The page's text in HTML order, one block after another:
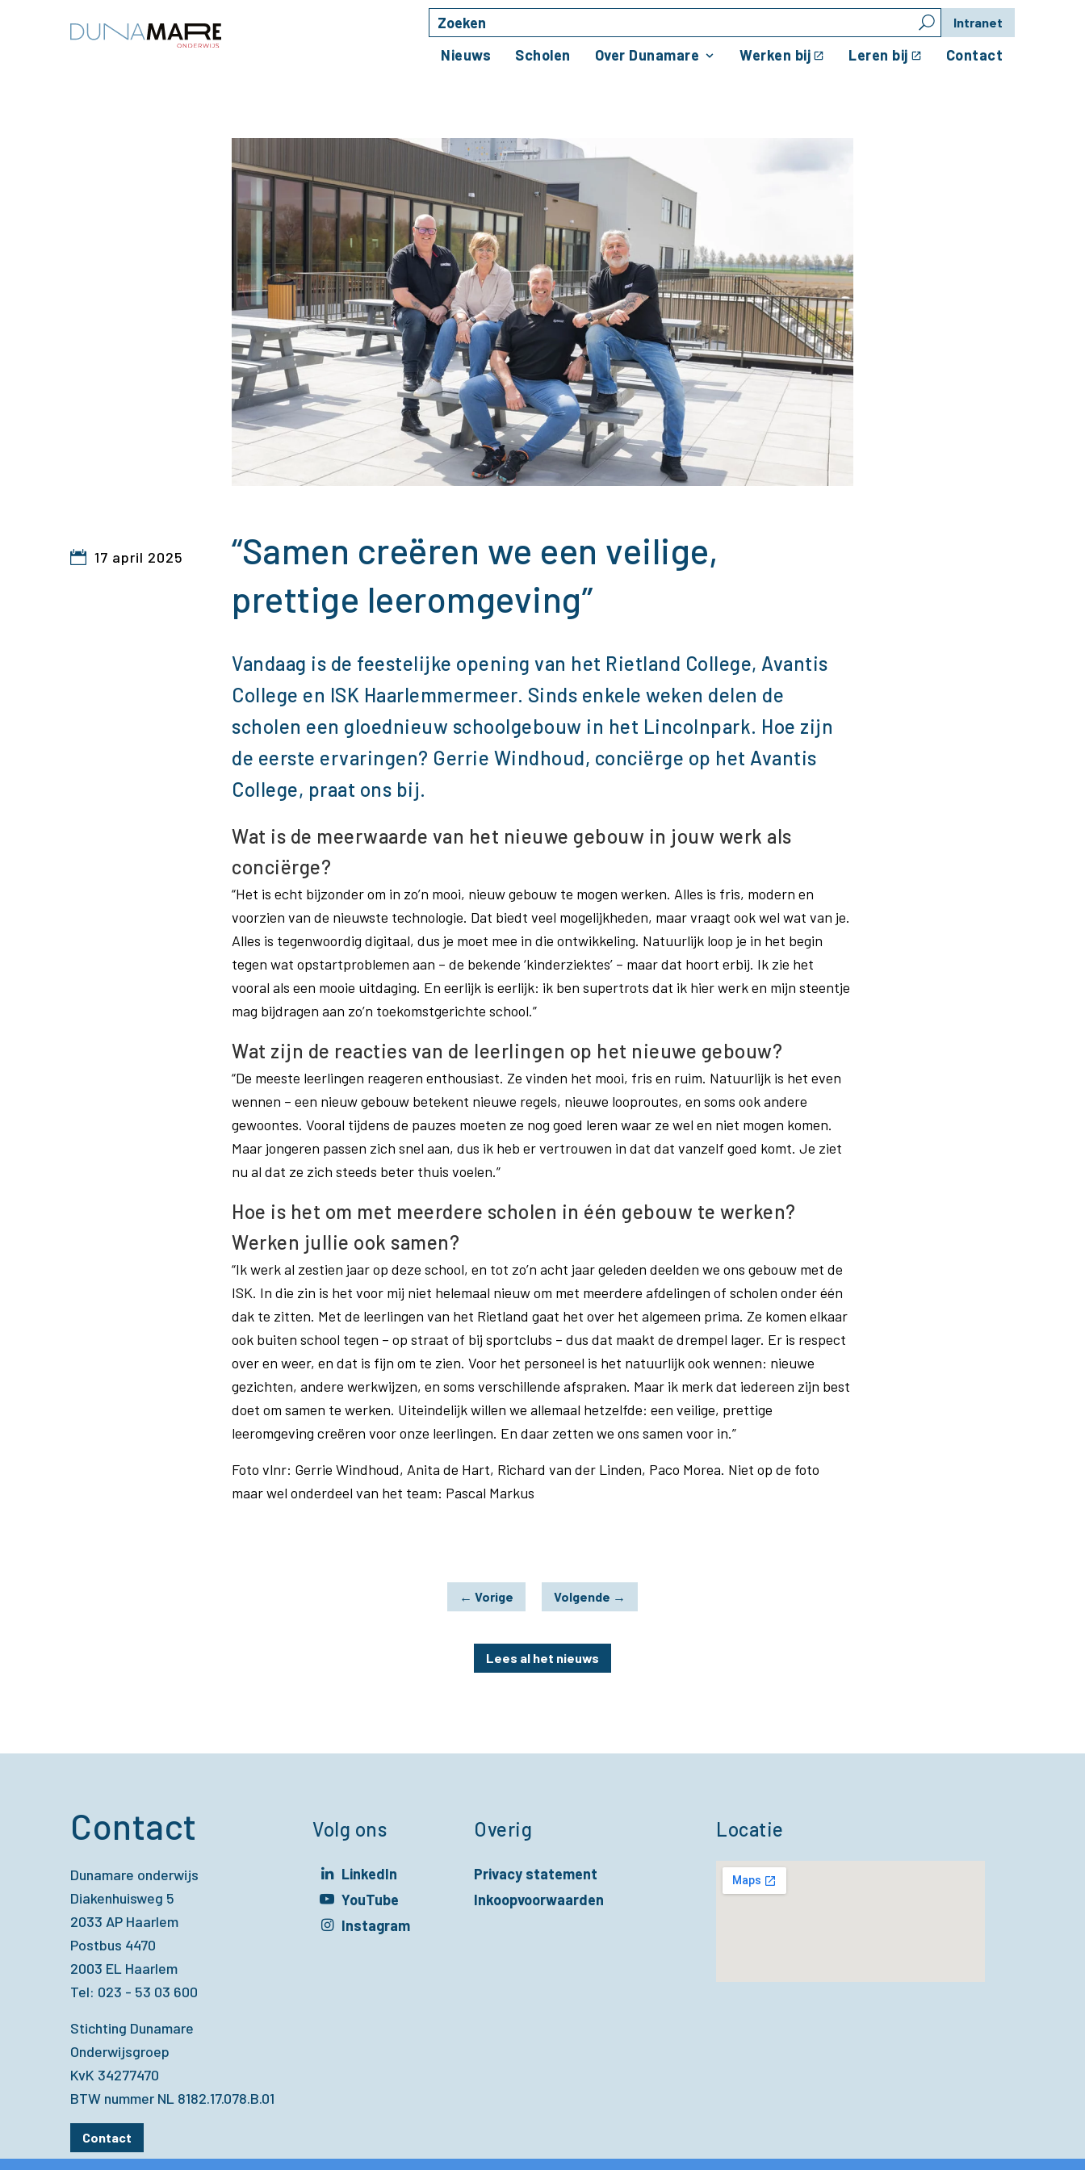
Zoeken Intranet
Nieuws Scholen Over Dunamare Werken bij Leren bij Contact
17 april 2025
“Samen creëren we een veilige,
prettige leeromgeving”
Vandaag is de feestelijke opening van het Rietland College, Avantis
College en ISK Haarlemmermeer. Sinds enkele weken delen de
scholen een gloednieuw schoolgebouw in het Lincolnpark. Hoe zijn
de eerste ervaringen? Gerrie Windhoud, conciërge op het Avantis
College, praat ons bij.
Wat is de meerwaarde van het nieuwe gebouw in jouw werk als
conciërge?
“Het is echt bijzonder om in zo’n mooi, nieuw gebouw te mogen werken. Alles is fris, modern en
voorzien van de nieuwste technologie. Dat biedt veel mogelijkheden, maar vraagt ook wel wat van je.
Alles is tegenwoordig digitaal, dus je moet mee in die ontwikkeling. Natuurlijk loop je in het begin
tegen wat opstartproblemen aan – de bekende ‘kinderziektes’ – maar dat hoort erbij. Ik zie het
vooral als een mooie uitdaging. En eerlijk is eerlijk: ik ben supertrots dat ik hier werk en mijn steentje
mag bijdragen aan zo’n toekomstgerichte school.”
Wat zijn de reacties van de leerlingen op het nieuwe gebouw?
“De meeste leerlingen reageren enthousiast. Ze vinden het mooi, fris en ruim. Natuurlijk is het even
wennen – een nieuw gebouw betekent nieuwe regels, nieuwe looproutes, en soms ook andere
gewoontes. Vooral tijdens de pauzes moeten ze nog goed leren waar ze wel en niet mogen komen.
Maar jongeren passen zich snel aan, dus ik heb er vertrouwen in dat dat vanzelf goed komt. Je ziet
nu al dat ze zich steeds beter thuis voelen.”
Hoe is het om met meerdere scholen in één gebouw te werken?
Werken jullie ook samen?
“Ik werk al zestien jaar op deze school, en tot zo’n acht jaar geleden deelden we ons gebouw met de
ISK. In die zin is het voor mij niet helemaal nieuw om met meerdere afdelingen of scholen onder één
dak te zitten. Met de leerlingen van het Rietland gaat het over het algemeen prima. Ze komen elkaar
ook buiten school tegen – op straat of bij sportclubs – dus dat maakt de drempel lager. Er is respect
over en weer, en dat is fijn om te zien. Voor het personeel is het natuurlijk ook wennen: nieuwe
gezichten, andere werkwijzen, en soms verschillende afspraken. Maar ik merk dat iedereen zijn best
doet om samen te werken. Uiteindelijk willen we allemaal hetzelfde: een veilige, prettige
leeromgeving creëren voor onze leerlingen. En daar zetten we ons samen voor in.”
Foto vlnr: Gerrie Windhoud, Anita de Hart, Richard van der Linden, Paco Morea. Niet op de foto
maar wel onderdeel van het team: Pascal Markus
← Vorige Volgende →
Lees al het nieuws
Contact
Dunamare onderwijs
Diakenhuisweg 5
2033 AP Haarlem
Postbus 4470
2003 EL Haarlem
Tel: 023 - 53 03 600
Stichting Dunamare
Onderwijsgroep
KvK 34277470
BTW nummer NL 8182.17.078.B.01
Contact
Volg ons
LinkedIn
Opent in een nieuw venster
YouTube
Opent in een nieuw venster
Instagram
Overig
Privacy statement
Inkoopvoorwaarden
Locatie